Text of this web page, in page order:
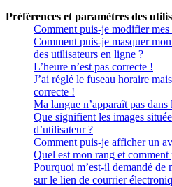
Préférences et paramètres des
Comment puis-je modifier mes
Comment puis-je masquer
des utilisateurs en ligne ?
L’heure n’est pas correcte !
J’ai réglé le fuseau horaire
correcte !
Ma langue n’apparaît pas dans
Que signifient les images
d’utilisateur ?
Comment puis-je afficher un
Quel est mon rang et
Pourquoi m’est-il demandé de
sur le lien de courrier